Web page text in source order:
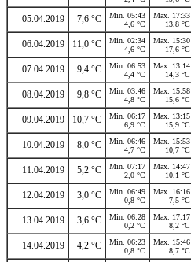
05.04.2019 7,6 °C
Min. 05:43
4,6 °C
Max. 17:33
13,8 °C
06.04.2019 11,0 °C
Min. 02:34
4,6 °C
Max. 15:30
17,6 °C
07.04.2019 9,4 °C
Min. 06:53
4,4 °C
Max. 13:14
14,3 °C
08.04.2019 9,8 °C
Min. 03:46
4,8 °C
Max. 15:58
15,6 °C
09.04.2019 10,7 °C
Min. 06:17
6,9 °C
Max. 13:15
15,9 °C
10.04.2019 8,0 °C
Min. 06:46
4,7 °C
Max. 15:53
10,7 °C
11.04.2019 5,2 °C
Min. 07:17
2,0 °C
Max. 14:47
10,1 °C
12.04.2019 3,0 °C
Min. 06:49
-0,8 °C
Max. 16:16
7,5 °C
13.04.2019 3,6 °C
Min. 06:28
0,2 °C
Max. 17:17
8,2 °C
14.04.2019 4,2 °C
Min. 06:23
0,8 °C
Max. 15:46
8,7 °C